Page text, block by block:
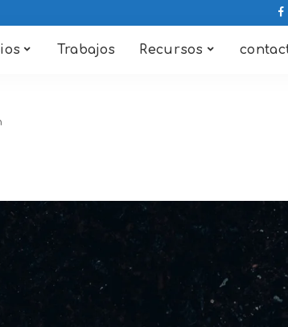
Trabajos Recursos